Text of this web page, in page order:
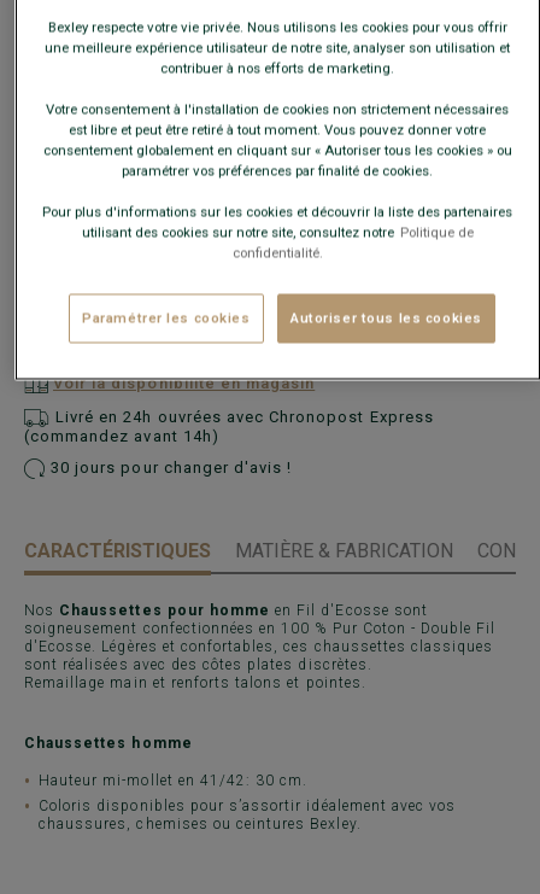
COULEURS DISPONIBLES
+ AJOUTER AU PANIER
Voir la disponibilité en magasin
Livré en 24h ouvrées avec Chronopost Express
(commandez avant 14h)
30 jours pour changer d'avis !
CARACTÉRISTIQUES MATIÈRE & FABRICATION
Nos Chaussettes pour homme en Fil d'Ecosse sont
soigneusement confectionnées en 100 % Pur Coton - Double Fil
d'Ecosse. Légères et confortables, ces chaussettes classiques
sont réalisées avec des côtes plates discrètes.
Remaillage main et renforts talons et pointes.
Chaussettes homme
Hauteur mi-mollet en 41/42: 30 cm.
Coloris disponibles pour s’assortir idéalement avec vos
chaussures, chemises ou ceintures Bexley.
Bexley respecte votre vie privée. Nous utilisons les cookies pour vous offrir
une meilleure expérience utilisateur de notre site, analyser son utilisation et
contribuer à nos efforts de marketing.
Votre consentement à l'installation de cookies non strictement nécessaires
est libre et peut être retiré à tout moment. Vous pouvez donner votre
consentement globalement en cliquant sur « Autoriser tous les cookies » ou
paramétrer vos préférences par finalité de cookies.
Pour plus d'informations sur les cookies et découvrir la liste des partenaires
utilisant des cookies sur notre site, consultez notre Politique de
confidentialité.
Paramétrer les cookies Autoriser tous les cookies